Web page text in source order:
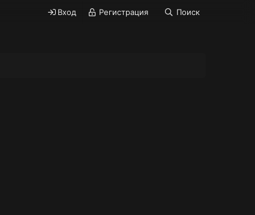
Вход Регистрация Поиск